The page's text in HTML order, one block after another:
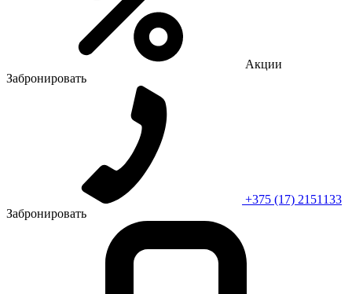
Акции
Забронировать
+375 (17) 2151133
Забронировать